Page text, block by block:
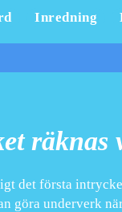
Inredning
räknas
det första
göra underverk